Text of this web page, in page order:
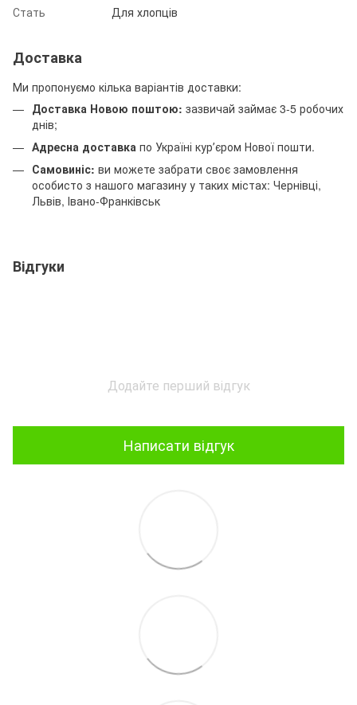
Стать
Для хлопців
Доставка
Ми пропонуємо кілька варіантів доставки:
Доставка Новою поштою: зазвичай займає 3-5 робочих
днів;
Адресна доставка по Україні курʼєром Нової пошти.
Самовиніс: ви можете забрати своє замовлення
особисто з нашого магазину у таких містах: Чернівці,
Львів, Івано-Франківськ
Відгуки
Додайте перший відгук
Написати відгук